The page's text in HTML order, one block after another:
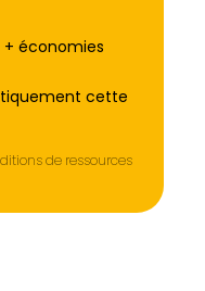
économies
cette
de ressources